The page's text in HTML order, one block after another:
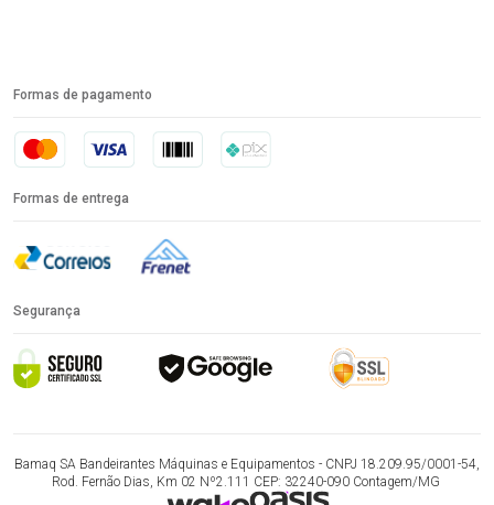
Formas de pagamento
Formas de entrega
Segurança
Bamaq SA Bandeirantes Máquinas e Equipamentos - CNPJ 18.209.95/0001-54,
Rod. Fernão Dias, Km 02 Nº2.111 CEP: 32240-090 Contagem/MG